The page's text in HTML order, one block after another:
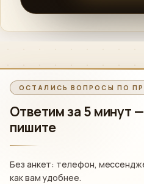
ОСТАЛИСЬ ВОПРОСЫ ПО
Ответим за 5 минут —
пишите
Без анкет: телефон,
как вам удобнее.